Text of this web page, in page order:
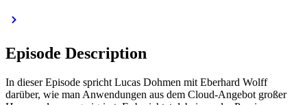
Episode Description
In dieser Episode spricht Lucas Dohmen mit Eberhard Wolff
darüber, wie man Anwendungen aus dem Cloud-Angebot großer